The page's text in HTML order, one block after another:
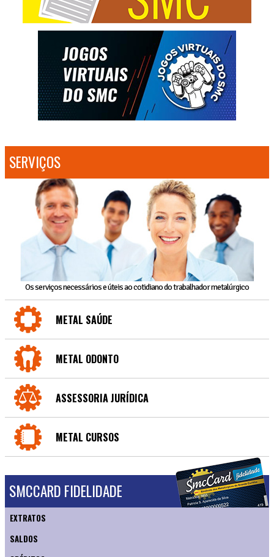
SERVIÇOS
Os serviços necessários e úteis ao cotidiano do trabalhador metalúrgico
METAL SAÚDE
METAL ODONTO
ASSESSORIA JURÍDICA
METAL CURSOS
SMCCARD FIDELIDADE
EXTRATOS
SALDOS